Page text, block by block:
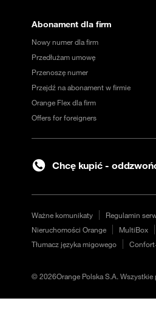
Abonament dla firm
Nowy numer dla firm
Przedłużam umowę
Przenoszę numer
Przejdź na abonament w firmie
Orange Flex dla firm
Offers for foreigners
Chcę kupić -
Ważne komunikaty Regulamin
Nieruchomości Orange
MultiBox
Tłumacz języka migowego
©2026Orange Polska S.A. Wszystkie